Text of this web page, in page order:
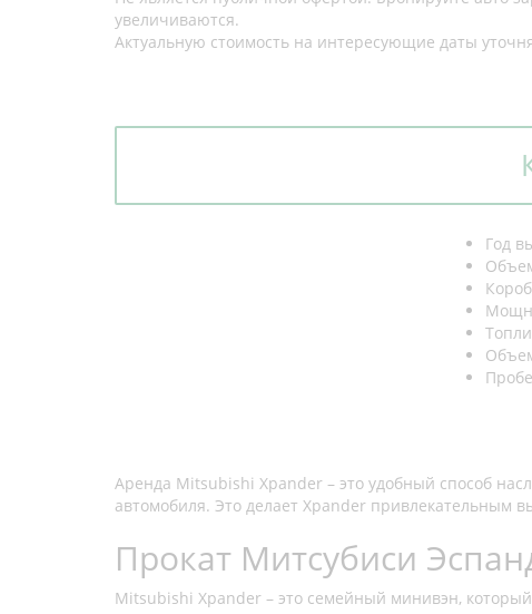
увеличиваются.
Актуальную стоимость на интересующие даты
Год
Аренда Mitsubishi Xpander – это удобный способ
автомобиля. Это делает Xpander привлекательным
Прокат Митсубиси
Mitsubishi Xpander – это семейный минивэн,